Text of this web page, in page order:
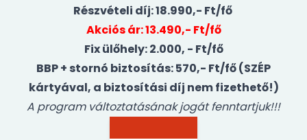
Részvételi díj: 18.990,- Ft/fő
Akciós ár: 13.490,- Ft/fő
Fix ülőhely: 2.000, - Ft/fő
BBP + stornó biztosítás: 570,- Ft/fő (SZÉP
kártyával, a biztosítási díj nem fizethető!)
A program változtatásának jogát fenntartjuk!!!